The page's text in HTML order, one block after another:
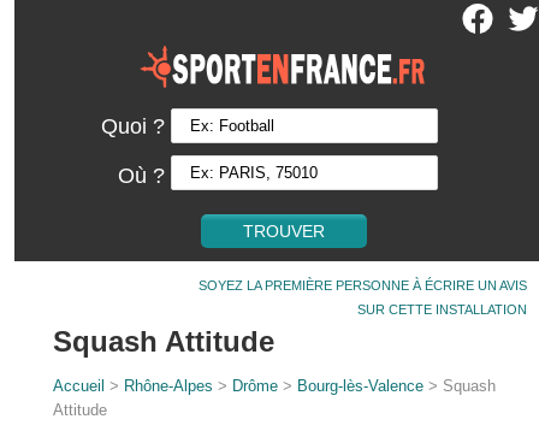
Quoi ?
Où ?
SOYEZ LA PREMIÈRE PERSONNE À ÉCRIRE UN AVIS
SUR CETTE INSTALLATION
Squash Attitude
Accueil > Rhône-Alpes > Drôme > Bourg-lès-Valence > Squash
Attitude